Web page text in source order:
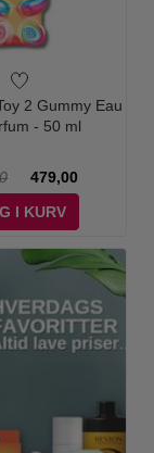
2 Gummy Eau
- 50 ml
479,00
I KURV